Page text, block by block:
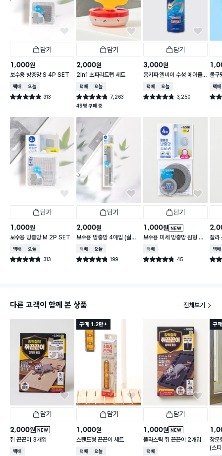
담기
1,000원
보수용 방충망 S 4P SET
택배배송오늘배송
별점 4.9점 313
건 작성
담기
2,000원
2in1 초파리트랩 세트
택배배송오늘배송
별점 4.8점 7,263
건 작성
49명 구매 중
담기
3,000원
홈키파 엘비이 수성 에어졸
500 ml
택배배송오늘배송
별점 4.8점 3,250
건 작성
물구
택배
별점
담기
1,000원
보수용 방충망 M 2P SET
택배배송오늘배송
별점 4.8점 313
건 작성
담기
2,000원
보수용 방충망 4매입 (실속
형)
택배배송오늘배송
별점 4.8점 199
건 작성
담기
NEW
1,000원
보수용 미세 방충망 원형 7
cm 4개입
택배배송
별점 4.8점 45
건 작성
잘라
m
택배
별점
다른 고객이 함께 본 상품 전체보기
담기
NEW
2,000원
쥐 끈끈이 3개입
택배배송
구매 1.2만+
담기
1,000원
스탠드형 끈끈이 세트
택배배송오늘배송
담기
NEW
1,000원
플라스틱 쥐 끈끈이 2개입
택배배송
구
창문
(스